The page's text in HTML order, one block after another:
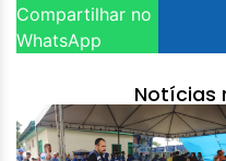
Compartilhar no
WhatsApp
Notícias